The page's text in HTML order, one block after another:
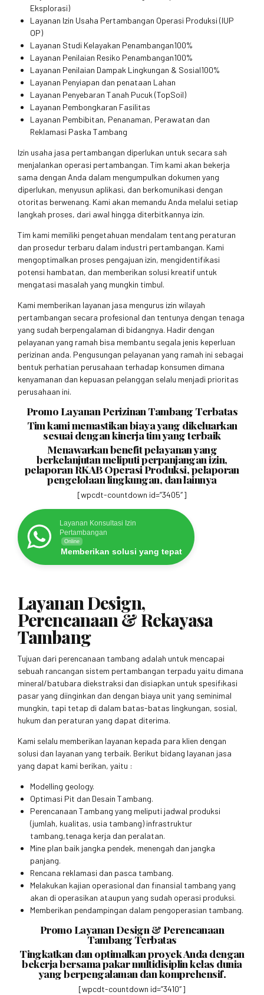
Eksplorasi)
Layanan Izin Usaha Pertambangan Operasi Produksi (IUP
OP)
Layanan Studi Kelayakan Penambangan100%
Layanan Penilaian Resiko Penambangan100%
Layanan Penilaian Dampak Lingkungan & Sosial100%
Layanan Penyiapan dan penataan Lahan
Layanan Penyebaran Tanah Pucuk (TopSoil)
Layanan Pembongkaran Fasilitas
Layanan Pembibitan, Penanaman, Perawatan dan
Reklamasi Paska Tambang
Izin usaha jasa pertambangan diperlukan untuk secara sah
menjalankan operasi pertambangan. Tim kami akan bekerja
sama dengan Anda dalam mengumpulkan dokumen yang
diperlukan, menyusun aplikasi, dan berkomunikasi dengan
otoritas berwenang. Kami akan memandu Anda melalui setiap
langkah proses, dari awal hingga diterbitkannya izin.
Tim kami memiliki pengetahuan mendalam tentang peraturan
dan prosedur terbaru dalam industri pertambangan. Kami
mengoptimalkan proses pengajuan izin, mengidentifikasi
potensi hambatan, dan memberikan solusi kreatif untuk
mengatasi masalah yang mungkin timbul.
Kami memberikan layanan jasa mengurus izin wilayah
pertambangan secara profesional dan tentunya dengan tenaga
yang sudah berpengalaman di bidangnya. Hadir dengan
pelayanan yang ramah bisa membantu segala jenis keperluan
perizinan anda. Pengusungan pelayanan yang ramah ini sebagai
bentuk perhatian perusahaan terhadap konsumen dimana
kenyamanan dan kepuasan pelanggan selalu menjadi prioritas
perusahaan ini.
Promo Layanan Perizinan Tambang Terbatas
Tim kami memastikan biaya yang dikeluarkan
sesuai dengan kinerja tim yang terbaik
Menawarkan benefit pelayanan yang
berkelanjutan meliputi perpanjangan izin,
pelaporan RKAB Operasi Produksi, pelaporan
pengelolaan lingkungan, dan lainnya
[wpcdt-countdown id=”3405″]
Layanan Konsultasi Izin
Pertambangan
Online
Memberikan solusi yang tepat
Layanan Design,
Perencanaan & Rekayasa
Tambang
Tujuan dari perencanaan tambang adalah untuk mencapai
sebuah rancangan sistem pertambangan terpadu yaitu dimana
mineral/batubara diekstraksi dan disiapkan untuk spesifikasi
pasar yang diinginkan dan dengan biaya unit yang seminimal
mungkin, tapi tetap di dalam batas-batas lingkungan, sosial,
hukum dan peraturan yang dapat diterima.
Kami selalu memberikan layanan kepada para klien dengan
solusi dan layanan yang terbaik. Berikut bidang layanan jasa
yang dapat kami berikan, yaitu :
Modelling geology.
Optimasi Pit dan Desain Tambang.
Perencanaan Tambang yang meliputi jadwal produksi
(jumlah, kualitas, usia tambang) infrastruktur
tambang,tenaga kerja dan peralatan.
Mine plan baik jangka pendek, menengah dan jangka
panjang.
Rencana reklamasi dan pasca tambang.
Melakukan kajian operasional dan finansial tambang yang
akan di operasikan ataupun yang sudah operasi produksi.
Memberikan pendampingan dalam pengoperasian tambang.
Promo Layanan Design & Perencanaan
Tambang Terbatas
Tingkatkan dan optimalkan proyek Anda dengan
bekerja bersama pakar multidisiplin kelas dunia
yang berpengalaman dan komprehensif.
[wpcdt-countdown id=”3410″]